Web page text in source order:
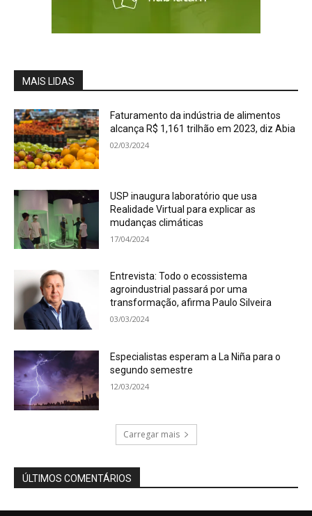
MAIS LIDAS
Faturamento da indústria de alimentos
alcança R$ 1,161 trilhão em 2023, diz Abia
02/03/2024
USP inaugura laboratório que usa
Realidade Virtual para explicar as
mudanças climáticas
17/04/2024
Entrevista: Todo o ecossistema
agroindustrial passará por uma
transformação, afirma Paulo Silveira
03/03/2024
Especialistas esperam a La Niña para o
segundo semestre
12/03/2024
Carregar mais
ÚLTIMOS COMENTÁRIOS